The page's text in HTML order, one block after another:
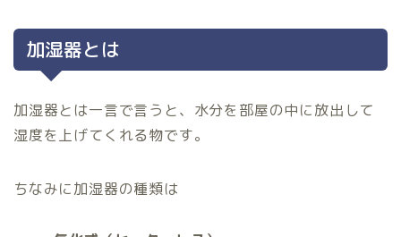
加湿器とは
加湿器とは一言で言うと、水分を部屋の中に放出して
湿度を上げてくれる物です。
ちなみに加湿器の種類は